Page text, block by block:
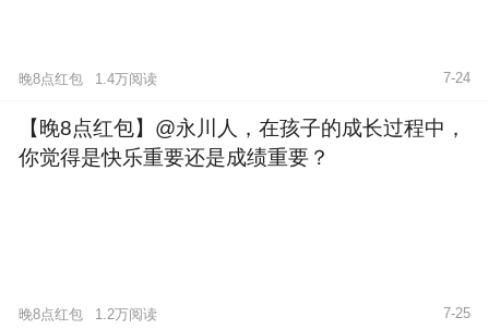
晚8点红包 1.4万阅读 7-24
【晚8点红包】@永川人，在孩子的成长过程中，
你觉得是快乐重要还是成绩重要？
晚8点红包 1.2万阅读 7-25